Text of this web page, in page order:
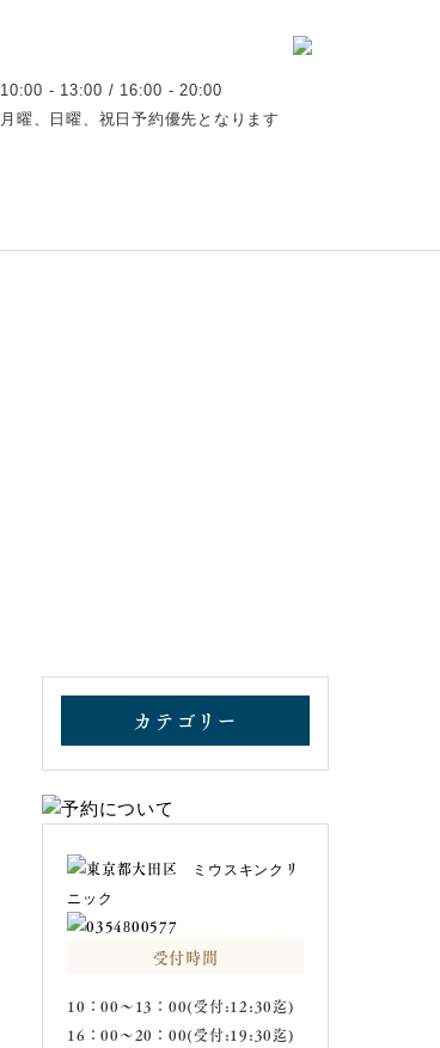
10:00 - 13:00 / 16:00 - 20:00
月曜、日曜、祝日予約優先となります
カテゴリー
受付時間
10：00～13：00(受付:12:30迄)
16：00～20：00(受付:19:30迄)